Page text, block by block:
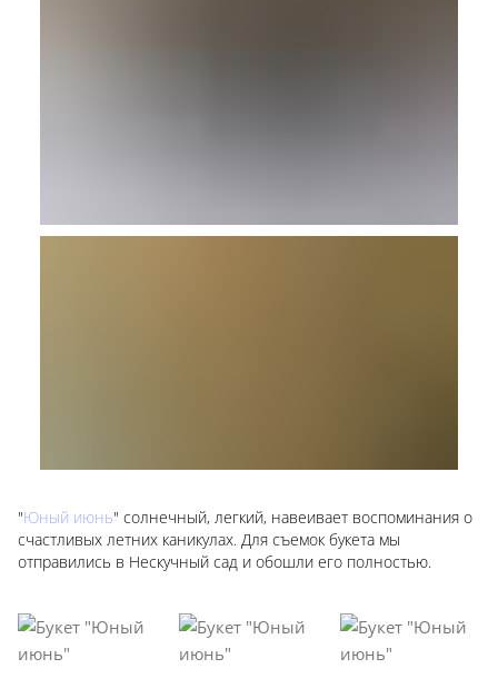
"Юный июнь" солнечный, легкий, навеивает воспоминания о
счастливых летних каникулах. Для съемок букета мы
отправились в Нескучный сад и обошли его полностью.